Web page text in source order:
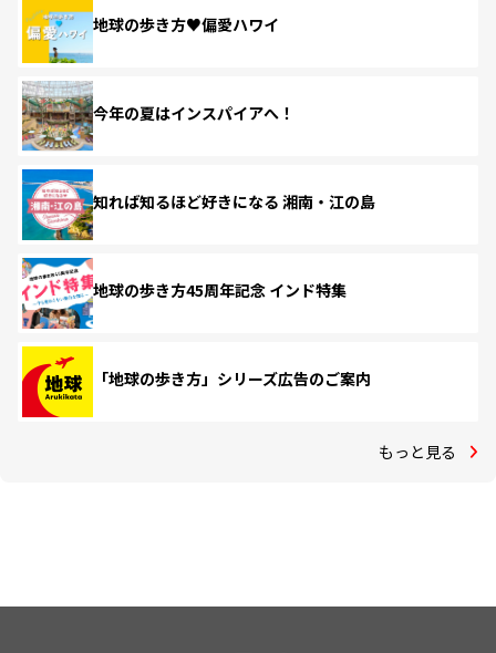
地球の歩き方♥偏愛ハワイ
今年の夏はインスパイアへ！
知れば知るほど好きになる 湘南・江の島
地球の歩き方45周年記念 インド特集
「地球の歩き方」シリーズ広告のご案内
もっと見る